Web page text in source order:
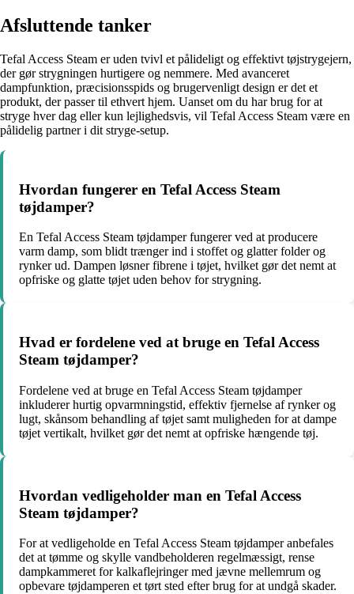
Afsluttende tanker
Tefal Access Steam er uden tvivl et pålideligt og effektivt tøjstrygejern,
der gør strygningen hurtigere og nemmere. Med avanceret
dampfunktion, præcisionsspids og brugervenligt design er det et
produkt, der passer til ethvert hjem. Uanset om du har brug for at
stryge hver dag eller kun lejlighedsvis, vil Tefal Access Steam være en
pålidelig partner i dit stryge-setup.
Hvordan fungerer en Tefal Access Steam
tøjdamper?
En Tefal Access Steam tøjdamper fungerer ved at producere
varm damp, som blidt trænger ind i stoffet og glatter folder og
rynker ud. Dampen løsner fibrene i tøjet, hvilket gør det nemt at
opfriske og glatte tøjet uden behov for strygning.
Hvad er fordelene ved at bruge en Tefal Access
Steam tøjdamper?
Fordelene ved at bruge en Tefal Access Steam tøjdamper
inkluderer hurtig opvarmningstid, effektiv fjernelse af rynker og
lugt, skånsom behandling af tøjet samt muligheden for at dampe
tøjet vertikalt, hvilket gør det nemt at opfriske hængende tøj.
Hvordan vedligeholder man en Tefal Access
Steam tøjdamper?
For at vedligeholde en Tefal Access Steam tøjdamper anbefales
det at tømme og skylle vandbeholderen regelmæssigt, rense
dampkammeret for kalkaflejringer med jævne mellemrum og
opbevare tøjdamperen et tørt sted efter brug for at undgå skader.